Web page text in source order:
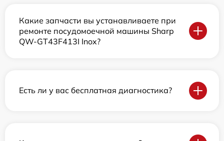
Какие запчасти вы устанавливаете при
ремонте посудомоечной машины Sharp
QW-GT43F413I Inox?
Есть ли у вас бесплатная диагностика?